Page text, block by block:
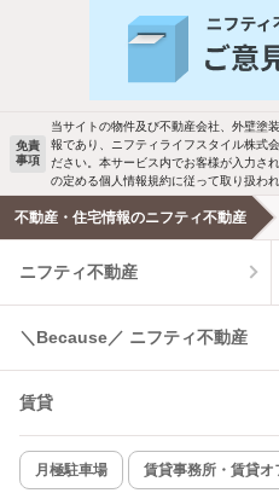
バス・トイレ別
洗濯機置場あり
エアコンあり
温水洗浄便座
コンロ2口以上
新着のみ
新着物
検索中の条件の新着物件情
お知らせします
新着メー
免責
事項
当サイトの物件及び不動産会社、外壁塗
報であり、ニフティライフスタイル株式
ださい。本サービス内でお客様が入力さ
の定める個人情報規約に従って取り扱われ
不動産・住宅情報のニフティ不動産
ニフティ不動産
＼Because／ ニフティ不動産
賃貸
月極駐車場 賃貸事務所・賃貸オ